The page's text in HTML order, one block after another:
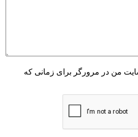
من در مرورگر برای زمانی که